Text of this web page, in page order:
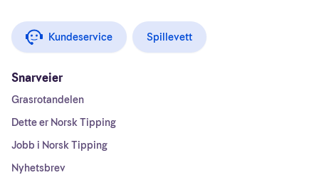
Kundeservice Spillevett
Snarveier
Grasrotandelen
Dette er Norsk Tipping
Jobb i Norsk Tipping
Nyhetsbrev